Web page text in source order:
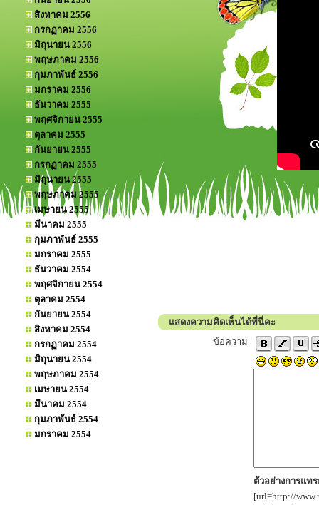
สิงหาคม 2556
กรกฏาคม 2556
มิถุนายน 2556
พฤษภาคม 2556
กุมภาพันธ์ 2556
มกราคม 2556
ธันวาคม 2555
พฤศจิกายน 2555
ตุลาคม 2555
กันยายน 2555
กรกฏาคม 2555
มิถุนายน 2555
พฤษภาคม 2555
เมษายน 2555
มีนาคม 2555
กุมภาพันธ์ 2555
มกราคม 2555
ธันวาคม 2554
พฤศจิกายน 2554
ตุลาคม 2554
กันยายน 2554
สิงหาคม 2554
กรกฏาคม 2554
มิถุนายน 2554
พฤษภาคม 2554
เมษายน 2554
มีนาคม 2554
กุมภาพันธ์ 2554
มกราคม 2554
แสดงความคิดเห็นได้ที่นี่คะ
ข้อความ
ตัวอย่างการแท
[url=http://